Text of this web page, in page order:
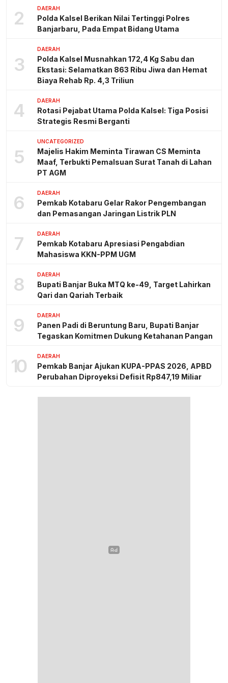
2 DAERAH
Polda Kalsel Berikan Nilai Tertinggi Polres
Banjarbaru, Pada Empat Bidang Utama
3
DAERAH
Polda Kalsel Musnahkan 172,4 Kg Sabu dan
Ekstasi: Selamatkan 863 Ribu Jiwa dan Hemat
Biaya Rehab Rp. 4,3 Triliun
4 DAERAH
Rotasi Pejabat Utama Polda Kalsel: Tiga Posisi
Strategis Resmi Berganti
5
UNCATEGORIZED
Majelis Hakim Meminta Tirawan CS Meminta
Maaf, Terbukti Pemalsuan Surat Tanah di Lahan
PT AGM
6 DAERAH
Pemkab Kotabaru Gelar Rakor Pengembangan
dan Pemasangan Jaringan Listrik PLN
7 DAERAH
Pemkab Kotabaru Apresiasi Pengabdian
Mahasiswa KKN-PPM UGM
8 DAERAH
Bupati Banjar Buka MTQ ke-49, Target Lahirkan
Qari dan Qariah Terbaik
9 DAERAH
Panen Padi di Beruntung Baru, Bupati Banjar
Tegaskan Komitmen Dukung Ketahanan Pangan
10 DAERAH
Pemkab Banjar Ajukan KUPA-PPAS 2026, APBD
Perubahan Diproyeksi Defisit Rp847,19 Miliar